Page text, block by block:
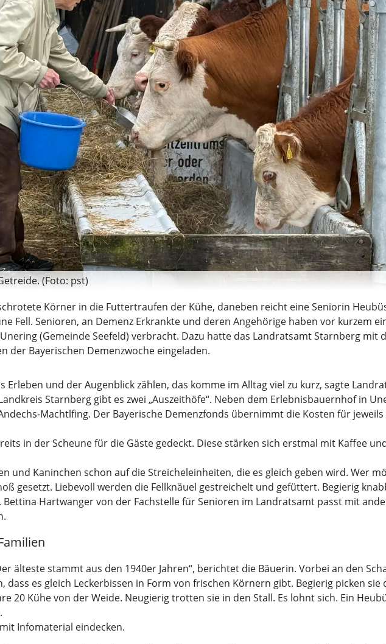
(Foto: pst)
Körner in die Futtertraufen der Kühe, daneben reicht eine Seniorin
Fell. Senioren, an Demenz Erkrankte und deren Angehörige haben vor kurzem
(Gemeinde Seefeld) verbracht. Dazu hatte das Landratsamt Starnberg mit
der Bayerischen Demenzwoche eingeladen.
und der Augenblick zählen, das komme im Alltag viel zu kurz, sagte
Starnberg gibt es zwei „Auszeithöfe“. Neben dem Erlebnisbauernhof in
Machtlfing. Der Bayerische Demenzfonds übernimmt die Kosten für jeweils
in der Scheune für die Gäste gedeckt. Diese stärken sich erstmal mit Kaffee
und Kaninchen schon auf die Streicheleinheiten, die es gleich geben wird. Wer
gesetzt. Liebevoll werden die Fellknäuel gestreichelt und gefüttert. Begierig
Hartwanger von der Fachstelle für Senioren im Landratsamt passt mit
älteste stammt aus den 1940er Jahren“, berichtet die Bäuerin. Vorbei an den
es gleich Leckerbissen in Form von frischen Körnern gibt. Begierig picken sie
20 Kühe von der Weide. Neugierig trotten sie in den Stall. Es lohnt sich. Ein
Infomaterial eindecken.